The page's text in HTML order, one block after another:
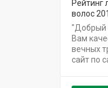
Рейтинг
волос
Добрый
Вам
вечных
сайт по